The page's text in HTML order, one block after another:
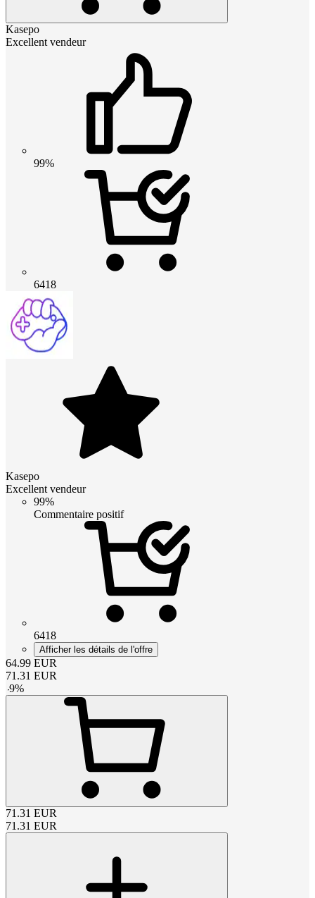
Kasepo
Excellent vendeur
99%
6418
Kasepo
Excellent vendeur
99%
Commentaire positif
6418
Afficher les détails de l'offre
64.99 EUR
71.31 EUR
-9%
71.31 EUR
71.31 EUR